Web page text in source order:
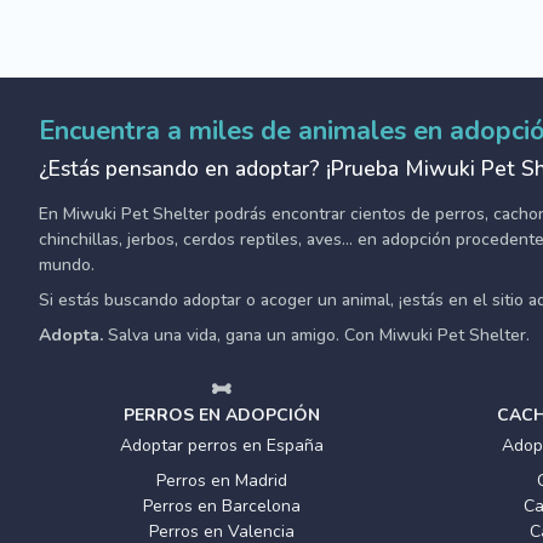
Encuentra a miles de animales en
¿Estás pensando en adoptar? ¡Prueba Miwuki Pet
En Miwuki Pet Shelter podrás encontrar cientos de perros,
chinchillas, jerbos, cerdos reptiles, aves... en adopción
mundo.
Si estás buscando adoptar o acoger un animal, ¡estás en el sitio
Adopta. Salva una vida, gana un amigo. Con Miwuki Pet Shelter.
PERROS EN ADOPCIÓN
Adoptar perros en España
Perros en Madrid
Perros en Barcelona
Perros en Valencia